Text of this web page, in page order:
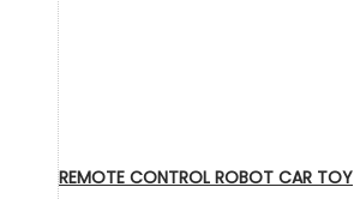
REMOTE CONTROL ROBOT CAR TOY